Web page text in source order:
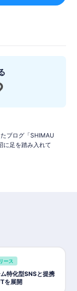
ブログ「SHIMAU
に足を踏み入れて
ース
特化型SNSと提携
を展開